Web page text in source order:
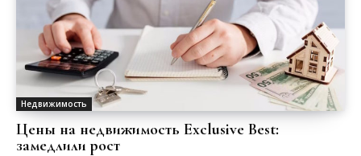
Недвижимость
Цены на недвижимость Exclusive Best:
замедлили рост